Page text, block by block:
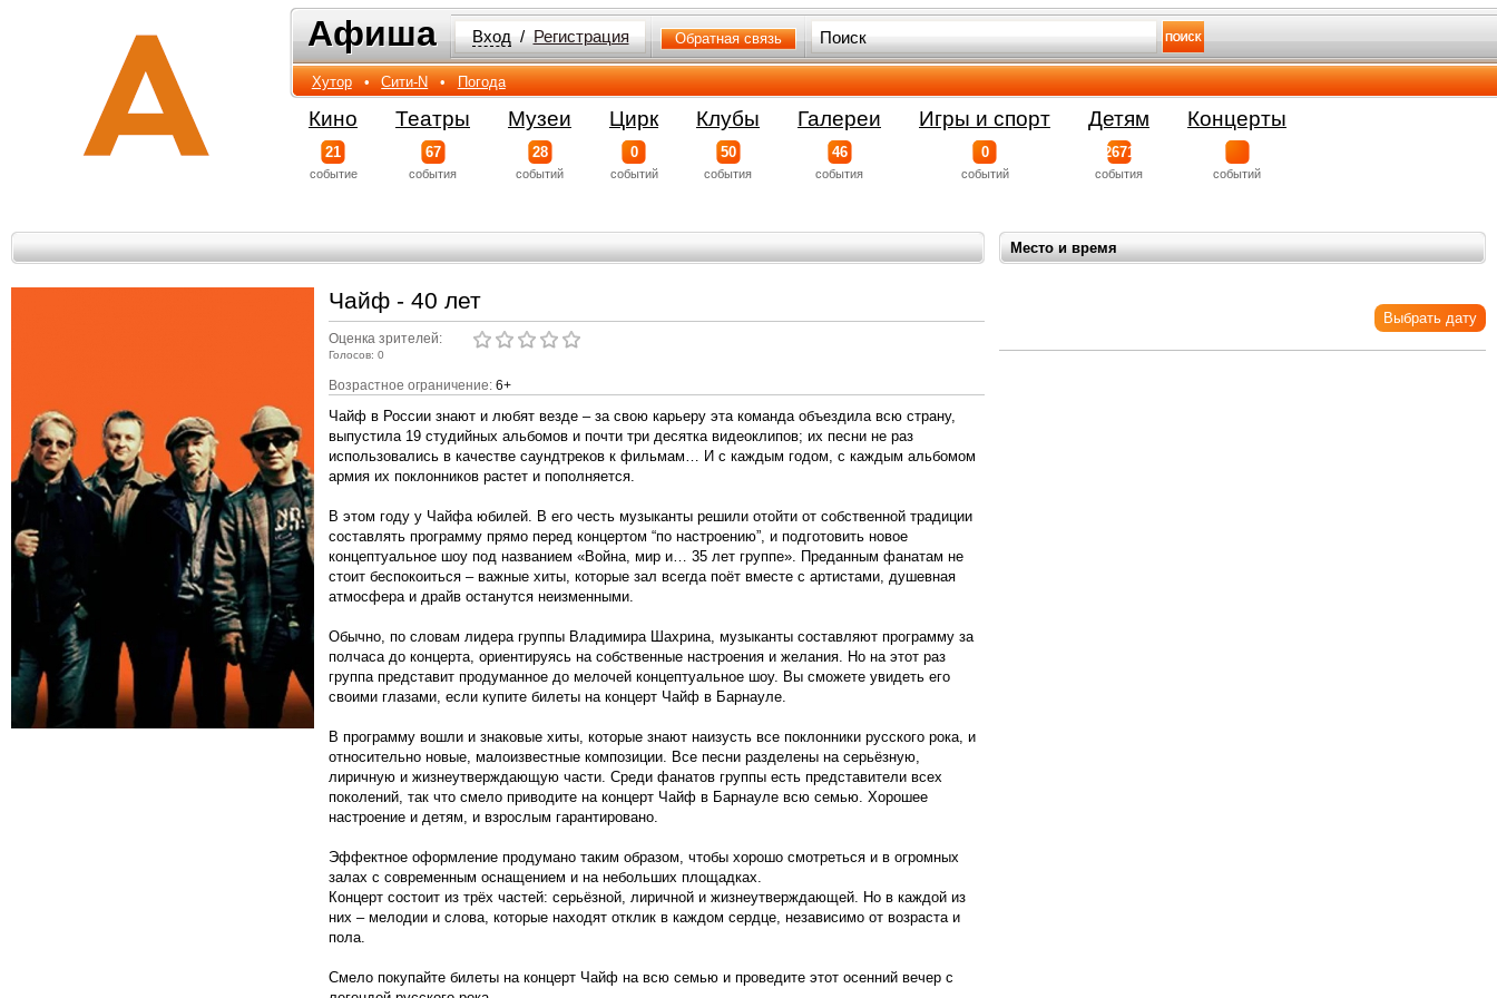
Афиша
Афиша Вход / Регистрация Обратная связь
Хутор • Сити-N • Погода
Кино
21
событиe
Театры
67
события
Музеи
28
событий
Цирк
0
событий
Клубы
50
события
Галереи
46
события
Игры и спорт
0
событий
Детям
2671
события
Концерты
событий
Место и время
Выбрать дату
Чайф - 40 лет
Оценка зрителей:
Голосов: 0
Возрастное ограничение: 6+
Чайф в России знают и любят везде – за свою карьеру эта команда объездила всю страну,
выпустила 19 студийных альбомов и почти три десятка видеоклипов; их песни не раз
использовались в качестве саундтреков к фильмам… И с каждым годом, с каждым альбомом
армия их поклонников растет и пополняется.
В этом году у Чайфа юбилей. В его честь музыканты решили отойти от собственной традиции
составлять программу прямо перед концертом “по настроению”, и подготовить новое
концептуальное шоу под названием «Война, мир и… 35 лет группе». Преданным фанатам не
стоит беспокоиться – важные хиты, которые зал всегда поёт вместе с артистами, душевная
атмосфера и драйв останутся неизменными.
Обычно, по словам лидера группы Владимира Шахрина, музыканты составляют программу за
полчаса до концерта, ориентируясь на собственные настроения и желания. Но на этот раз
группа представит продуманное до мелочей концептуальное шоу. Вы сможете увидеть его
своими глазами, если купите билеты на концерт Чайф в Барнауле.
В программу вошли и знаковые хиты, которые знают наизусть все поклонники русского рока, и
относительно новые, малоизвестные композиции. Все песни разделены на серьёзную,
лиричную и жизнеутверждающую части. Среди фанатов группы есть представители всех
поколений, так что смело приводите на концерт Чайф в Барнауле всю семью. Хорошее
настроение и детям, и взрослым гарантировано.
Эффектное оформление продумано таким образом, чтобы хорошо смотреться и в огромных
залах с современным оснащением и на небольших площадках.
Концерт состоит из трёх частей: серьёзной, лиричной и жизнеутверждающей. Но в каждой из
них – мелодии и слова, которые находят отклик в каждом сердце, независимо от возраста и
пола.
Смело покупайте билеты на концерт Чайф на всю семью и проведите этот осенний вечер с